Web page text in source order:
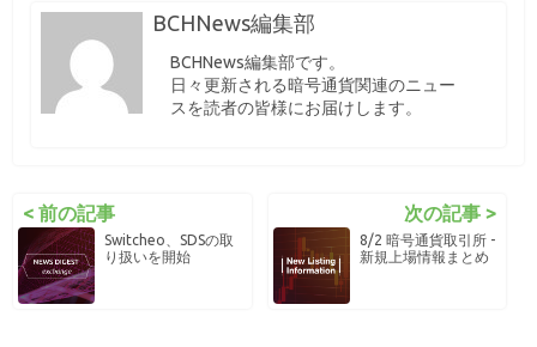
BCHNews編集部
BCHNews編集部です。
日々更新される暗号通貨関連のニュー
スを読者の皆様にお届けします。
< 前の記事
Switcheo、SDSの取
り扱いを開始
次の記事 >
8/2 暗号通貨取引所 -
新規上場情報まとめ